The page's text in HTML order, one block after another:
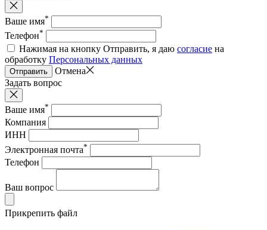
Ваше имя*
Телефон*
Нажимая на кнопку Отправить, я даю согласие на
обработку Персональных данных
Отправить
Отмена
Задать вопрос
Ваше имя*
Компания
ИНН
Электронная почта*
Телефон
Ваш вопрос
Прикрепить файл